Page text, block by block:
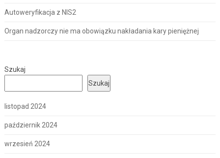
Autoweryfikacja z NIS2
Organ nadzorczy nie ma obowiązku nakładania kary pieniężnej
Szukaj
Szukaj
listopad 2024
październik 2024
wrzesień 2024